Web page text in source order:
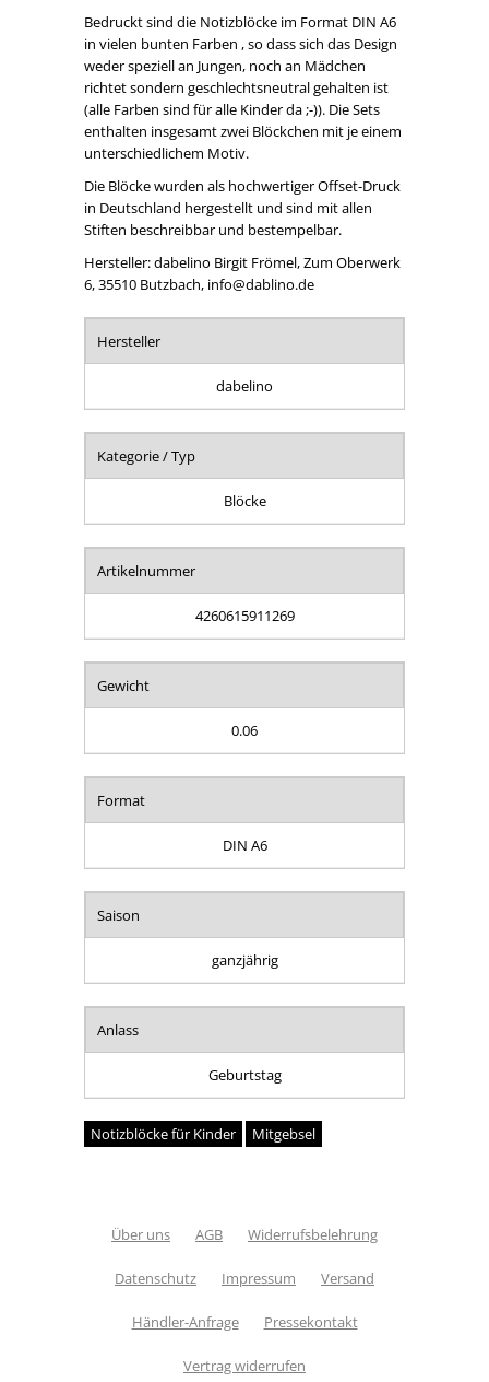
Bedruckt sind die Notizblöcke im Format DIN A6
in vielen bunten Farben , so dass sich das Design
weder speziell an Jungen, noch an Mädchen
richtet sondern geschlechtsneutral gehalten ist
(alle Farben sind für alle Kinder da ;-)). Die Sets
enthalten insgesamt zwei Blöckchen mit je einem
unterschiedlichem Motiv.
Die Blöcke wurden als hochwertiger Offset-Druck
in Deutschland hergestellt und sind mit allen
Stiften beschreibbar und bestempelbar.
Hersteller: dabelino Birgit Frömel, Zum Oberwerk
6, 35510 Butzbach, info@dablino.de
Hersteller
dabelino
Kategorie / Typ
Blöcke
Artikelnummer
4260615911269
Gewicht
0.06
Format
DIN A6
Saison
ganzjährig
Anlass
Geburtstag
Notizblöcke für Kinder Mitgebsel
Über uns AGB Widerrufsbelehrung
Datenschutz Impressum Versand
Händler-Anfrage Pressekontakt
Vertrag widerrufen